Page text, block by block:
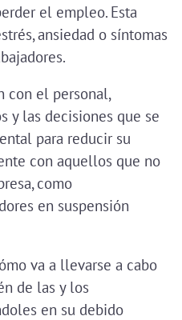
el empleo. Esta
ansiedad o síntomas
con el personal,
y las decisiones que se
para reducir su
con aquellos que no
como
en suspensión
va a llevarse a cabo
de las y los
en su debido